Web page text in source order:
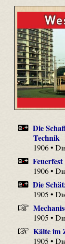
Die
Technik
1906 •
Feuerfest
1906 •
Die
1905 •
1905 •
Kälte im
1905 •